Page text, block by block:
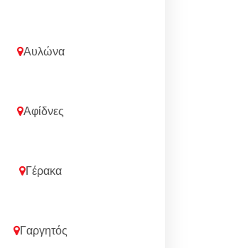
Αυλώνα
Αφίδνες
Γέρακα
Γαργητός